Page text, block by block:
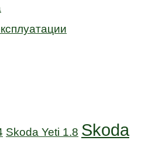
Skoda Yeti 1.8 Skoda